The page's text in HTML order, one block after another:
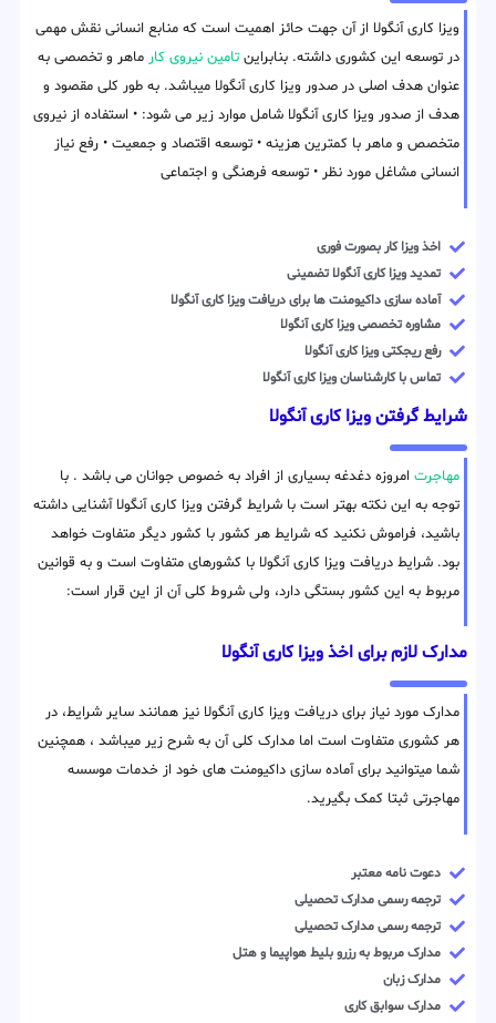
ویزا کاری آنگولا از آن جهت حائز اهمیت است که منابع انسانی نقش مهمی
در توسعه این کشوری داشته. بنابراین تامین نیروی کار ماهر و تخصصی به
عنوان هدف اصلی در صدور ویزا کاری آنگولا میباشد. به طور کلی مقصود و
هدف از صدور ویزا کاری آنگولا شامل موارد زیر می شود: • استفاده از نیروی
متخصص و ماهر با کمترین هزینه • توسعه اقتصاد و جمعیت • رفع نیاز
انسانی مشاغل مورد نظر • توسعه فرهنگی و اجتماعی
اخذ ویزا کار بصورت فوری
تمدید ویزا کاری آنگولا تضمینی
آماده سازی داکیومنت ها برای دریافت ویزا کاری آنگولا
مشاوره تخصصی ویزا کاری آنگولا
رفع ریجکتی ویزا کاری آنگولا
تماس با کارشناسان ویزا کاری آنگولا
شرایط گرفتن ویزا کاری آنگولا
مهاجرت امروزه دغدغه بسیاری از افراد به خصوص جوانان می باشد . با
توجه به این نکته بهتر است با شرایط گرفتن ویزا کاری آنگولا آشنایی داشته
باشید، فراموش نکنید که شرایط هر کشور با کشور دیگر متفاوت خواهد
بود. شرایط دریافت ویزا کاری آنگولا با کشورهای متفاوت است و به قوانین
مربوط به این کشور بستگی دارد، ولی شروط کلی آن از این قرار است:
مدارک لازم برای اخذ ویزا کاری آنگولا
مدارک مورد نیاز برای دریافت ویزا کاری آنگولا نیز همانند سایر شرایط، در
هر کشوری متفاوت است اما مدارک کلی آن به شرح زیر میباشد ، همچنین
شما میتوانید برای آماده سازی داکیومنت های خود از خدمات موسسه
مهاجرتی ثبتا کمک بگیرید.
دعوت نامه معتبر
ترجمه رسمی مدارک تحصیلی
ترجمه رسمی مدارک تحصیلی
مدارک مربوط به رزرو بلیط هواپیما و هتل
مدارک زبان
مدارک سوابق کاری